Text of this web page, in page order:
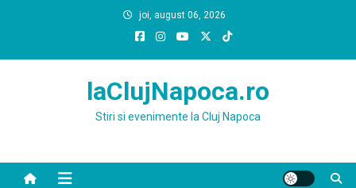
joi, august 06, 2026
laClujNapoca.ro
Stiri si evenimente la Cluj Napoca